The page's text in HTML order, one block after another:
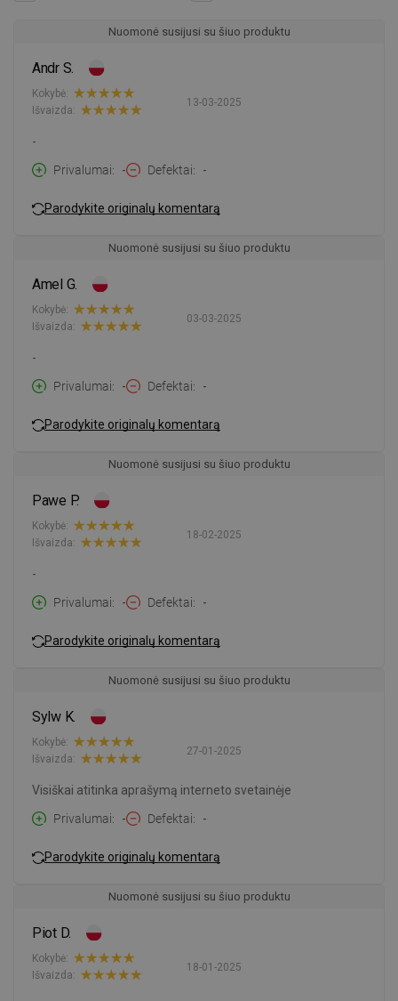
Nuomonė susijusi su šiuo produktu
Andr S.
13-03-2025
Kokybė:
Išvaizda:
-
Privalumai
- Defektai -
Parodykite originalų komentarą
Nuomonė susijusi su šiuo produktu
Amel G.
03-03-2025
Kokybė:
Išvaizda:
-
Privalumai
- Defektai -
Parodykite originalų komentarą
Nuomonė susijusi su šiuo produktu
Pawe P.
18-02-2025
Kokybė:
Išvaizda:
-
Privalumai
- Defektai -
Parodykite originalų komentarą
Nuomonė susijusi su šiuo produktu
Sylw K.
27-01-2025
Kokybė:
Išvaizda:
Visiškai atitinka aprašymą interneto svetainėje
Privalumai
- Defektai -
Parodykite originalų komentarą
Nuomonė susijusi su šiuo produktu
Piot D.
18-01-2025
Kokybė:
Išvaizda: